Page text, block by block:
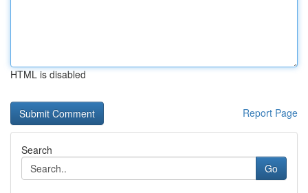
HTML is disabled
Report Page
Search
Go